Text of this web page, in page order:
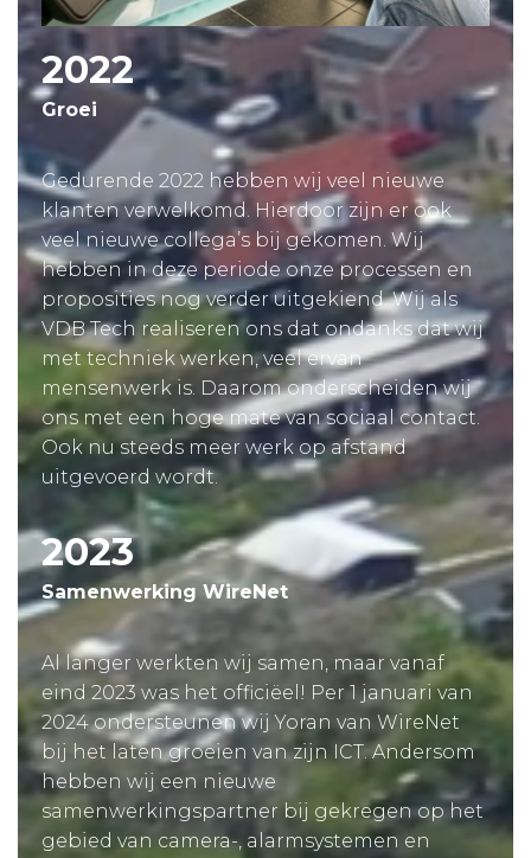
2022
Groei
Gedurende 2022 hebben wij veel nieuwe
klanten verwelkomd. Hierdoor zijn er ook
veel nieuwe collega’s bij gekomen. Wij
hebben in deze periode onze processen en
proposities nog verder uitgekiend. Wij als
VDB Tech realiseren ons dat ondanks dat wij
met techniek werken, veel ervan
mensenwerk is. Daarom onderscheiden wij
ons met een hoge mate van sociaal contact.
Ook nu steeds meer werk op afstand
uitgevoerd wordt.
2023
Samenwerking WireNet
Al langer werkten wij samen, maar vanaf
eind 2023 was het officiëel! Per 1 januari van
2024 ondersteunen wij Yoran van WireNet
bij het laten groeien van zijn ICT. Andersom
hebben wij een nieuwe
samenwerkingspartner bij gekregen op het
gebied van camera-, alarmsystemen en